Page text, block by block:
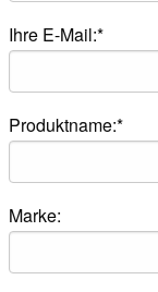
Ihre E-Mail:*
Produktname:*
Marke: